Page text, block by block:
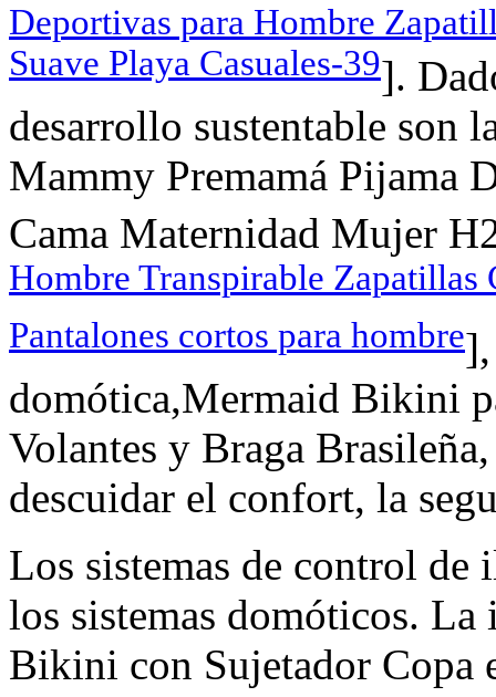
Deportivas para Hombre
Suave Playa Casuales-39].
desarrollo sustentable son
Mammy Premamá Pijama
Cama Maternidad Mujer
Hombre Transpirable
Pantalones cortos para hombre
domótica,Mermaid Bikini
Volantes y Braga
descuidar el confort, la
Los sistemas de control de
los sistemas domóticos.
Bikini con Sujetador Copa